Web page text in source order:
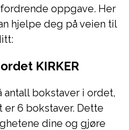
oppgave. Her
hjelpe deg på veien til
KIRKER
antall bokstaver i ordet,
6 bokstaver. Dette
dine og gjøre